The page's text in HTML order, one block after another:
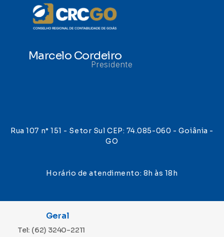
Marcelo Cordeiro
Presidente
Rua 107 n° 151 - Setor Sul CEP: 74.085-060 - Goiânia -
GO
Horário de atendimento: 8h às 18h
Geral
Tel: (62) 3240-2211